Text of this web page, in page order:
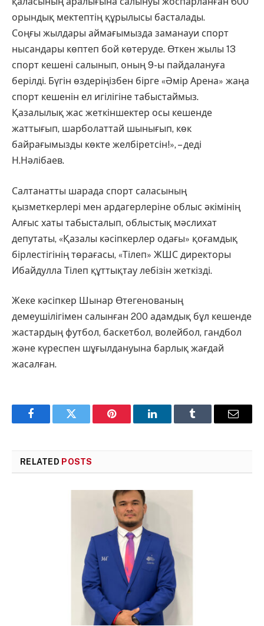
орындық мектептің құрылысы басталады.
Соңғы жылдары аймағымызда заманауи спорт
нысандары көптеп бой көтеруде. Өткен жылы 13
спорт кешені салынып, оның 9-ы пайдалануға
берілді. Бүгін өздеріңізбен бірге «Әмір Арена» жаңа
спорт кешенін ел игілігіне табыстаймыз.
Қазалылық жас жеткіншектер осы кешенде
жаттығып, шарболаттай шынығып, көк
байрағымызды көкте желбіретсін!», – деді
Н.Нәлібаев.
Салтанатты шарада спорт саласының
қызметкерлері мен ардагерлеріне облыс әкімінің
Алғыс хаты табысталып, облыстық мәслихат
депутаты, «Қазалы кәсіпкерлер одағы» қоғамдық
бірлестігінің төрағасы, «Тілеп» ЖШС директоры
Ибайдулла Тілеп құттықтау лебізін жеткізді.
Жеке кәсіпкер Шынар Өтегенованың
демеушілігімен салынған 200 адамдық бұл кешенде
жастардың футбол, баскетбол, волейбол, гандбол
және күреспен шұғылдануына барлық жағдай
жасалған.
FacebookTwitter Pinterest LinkedInTumblr Email
RELATED POSTS